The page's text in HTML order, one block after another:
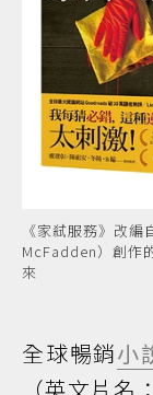
《家弒服務》改
McFadden）創作
來
全球暢銷小
（英文片